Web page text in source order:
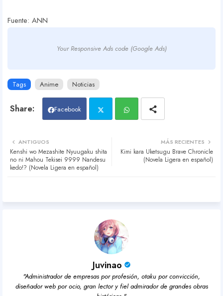
Fuente: ANN
Your Responsive Ads code (Google Ads)
Tags Anime Noticias
Facebook
ter atsa
MÁS RECIENTES
Kimi kara Uketsugu Brave Chronicle
(Novela Ligera en español)
ANTIGUOS
Kenshi wo Mezashite Nyuugaku shita
no ni Mahou Tekisei 9999 Nandesu
kedo!? (Novela Ligera en español)
Juvinao
"Administrador de empresas por profesión, otaku por convicción,
diseñador web por ocio, gran lector y fiel admirador de grandes obras